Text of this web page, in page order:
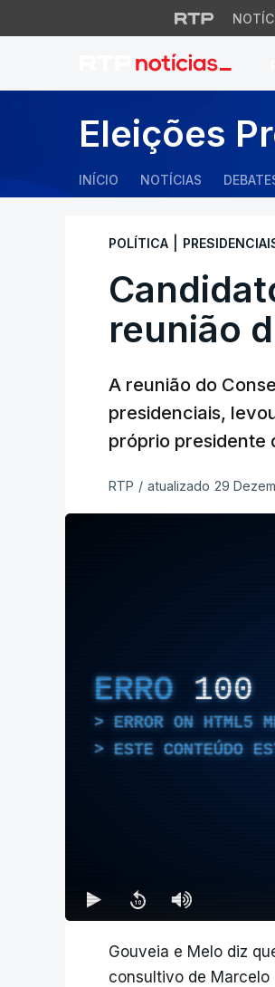
Eleições
INÍCIO NOTÍCIAS
POLÍTICA
reunião
A reunião do
presidenciais,
próprio presidente
RTP / atualizado 29
ERRO 100
ERROR ON HTML5
ESTE CONTEÚDO
Gouveia e Melo diz
consultivo de Marcelo